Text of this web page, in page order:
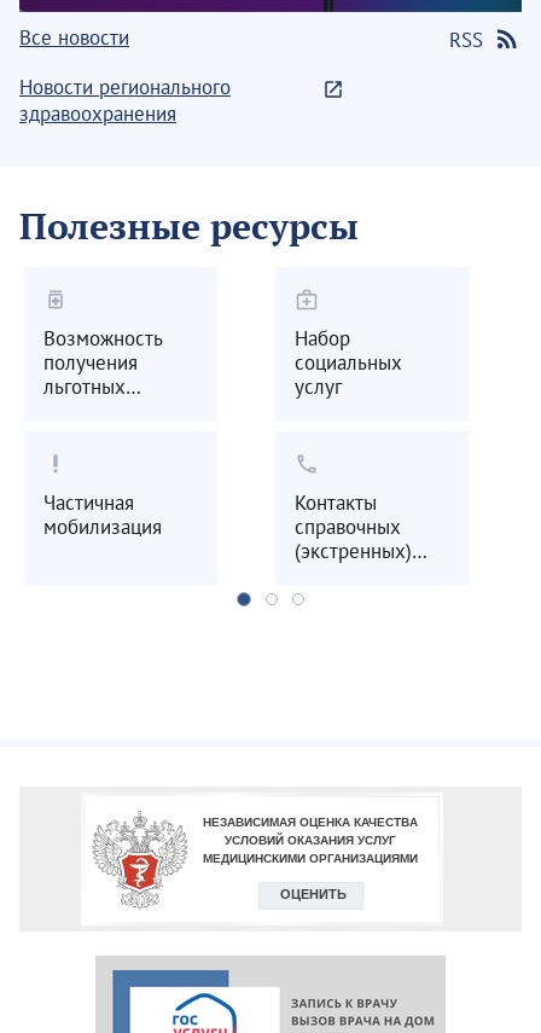
Все новости
RSS
Новости регионального
здравоохранения
Полезные ресурсы
medication
Возможность
получения
льготных
medical_services
Набор
социальных
услуг
priority_high
Частичная
мобилизация
call
Контакты
справочных
(экстренных)